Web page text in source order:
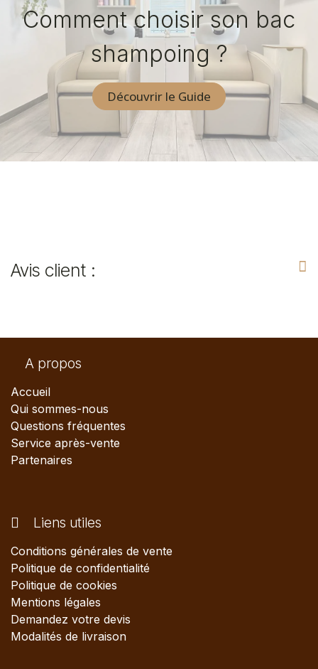
Comment choisir son bac
shampoing ?
Découvrir le Guide
Avis client :
A propos
Accueil
Qui sommes-nous
Questions fréquentes
Service après-vente
Partenaires
Liens utiles
Conditions générales de vente
Politique de confidentialité
Politique de cookies
Mentions légales
Demandez votre devis
Modalités de livraison